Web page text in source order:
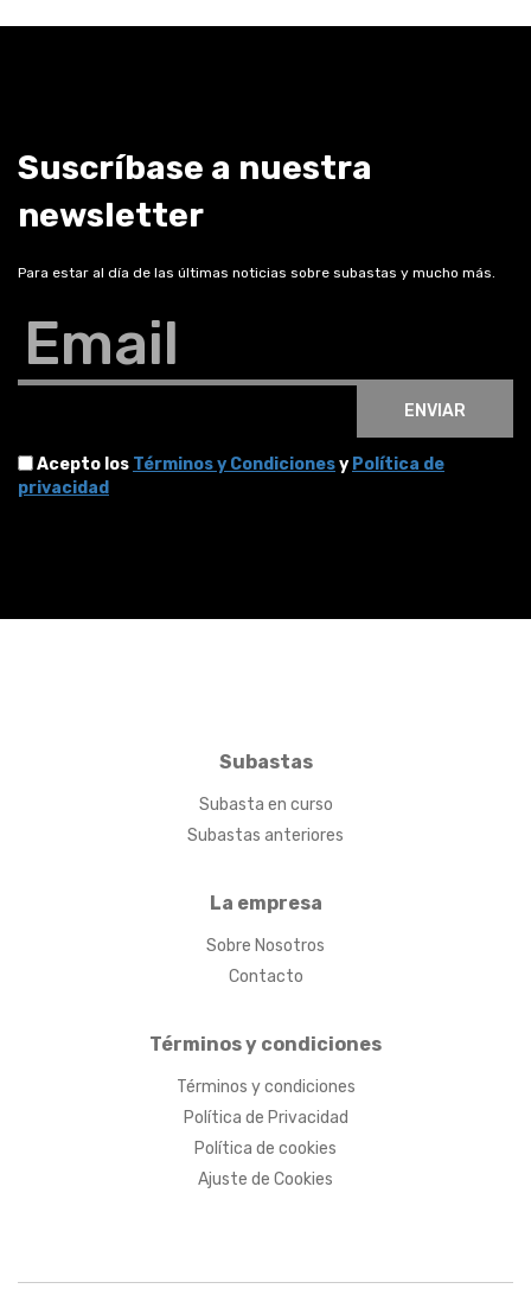
Suscríbase a nuestra
newsletter
Para estar al día de las últimas noticias sobre subastas y mucho más.
Email
ENVIAR
Acepto los Términos y Condicionesy Política de
privacidad
Subastas
Subasta en curso
Subastas anteriores
La empresa
Sobre Nosotros
Contacto
Términos y condiciones
Términos y condiciones
Política de Privacidad
Política de cookies
Ajuste de Cookies